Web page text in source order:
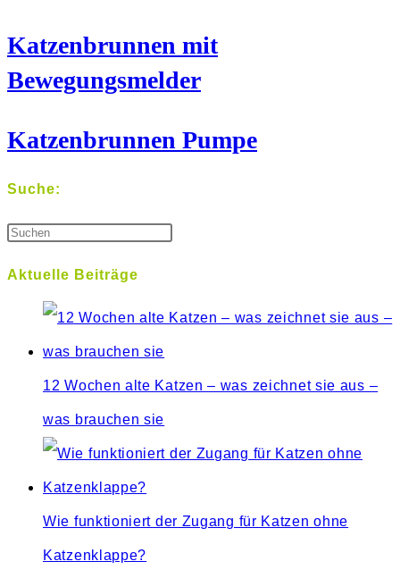
Katzenbrunnen mit
Bewegungsmelder
Katzenbrunnen Pumpe
Suche:
Aktuelle Beiträge
12 Wochen alte Katzen – was zeichnet sie aus –
was brauchen sie
Wie funktioniert der Zugang für Katzen ohne
Katzenklappe?